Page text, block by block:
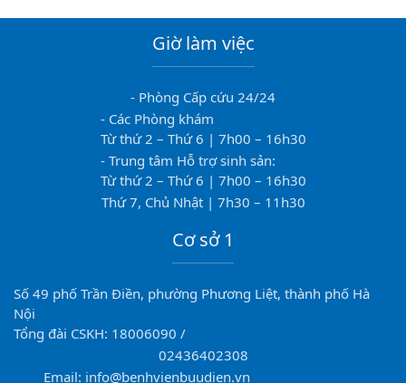
Giờ làm việc
- Phòng Cấp cứu 24/24
- Các Phòng khám
Từ thứ 2 – Thứ 6 | 7h00 – 16h30
- Trung tâm Hỗ trợ sinh sản:
Từ thứ 2 – Thứ 6 | 7h00 – 16h30
Thứ 7, Chủ Nhật | 7h30 – 11h30
Cơ sở 1
Số 49 phố Trần Điền, phường Phương Liệt, thành phố Hà
Nội
Tổng đài CSKH: 18006090 /
02436402308
Email: info@benhvienbuudien.vn